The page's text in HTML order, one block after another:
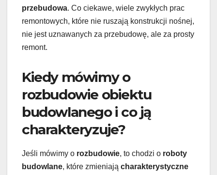
przebudowa. Co ciekawe, wiele zwykłych prac
remontowych, które nie ruszają konstrukcji nośnej,
nie jest uznawanych za przebudowę, ale za prosty
remont.
Kiedy mówimy o
rozbudowie obiektu
budowlanego i co ją
charakteryzuje?
Jeśli mówimy o rozbudowie, to chodzi o roboty
budowlane, które zmieniają charakterystyczne